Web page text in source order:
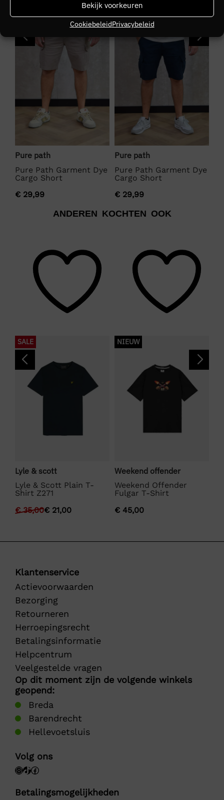
Bekijk voorkeuren
CookiebeleidPrivacybeleid
76
Pure path
Pure Path Garment Dye
Cargo Short
€ 29,99
NIEUW
Pure path
Pure Path Garment Dye
Cargo Short
€ 29,99
ANDEREN KOCHTEN OOK
SALE
Lyle & scott
Lyle & Scott Plain T-
Shirt Z271
€35,00€ 21,00
NIEUW
Weekend offender
Weekend Offender
Fulgar T-Shirt
€ 45,00
Klantenservice
Actievoorwaarden
Bezorging
Retourneren
Herroepingsrecht
Betalingsinformatie
Helpcentrum
Veelgestelde vragen
Op dit moment zijn de volgende winkels
geopend:
Breda
Barendrecht
Hellevoetsluis
Volg ons
Betalingsmogelijkheden